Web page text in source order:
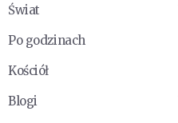
Świat
Po godzinach
Kościół
Blogi